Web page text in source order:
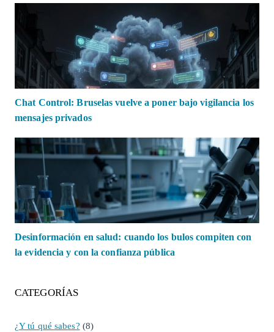
Chat Control: Bruselas vuelve a poner bajo vigilancia los
mensajes privados
Desinformación en salud: cuando los bulos compiten con
la evidencia y con la confianza pública
CATEGORÍAS
¿Y tú qué sabes? (8)